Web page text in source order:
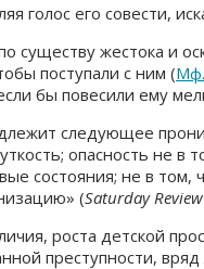
голос его совести,
существу жестока и
поступали с ним (
бы повесили ему
следующее
опасность не
состояния; не в
(Saturday
роста детской
преступности,